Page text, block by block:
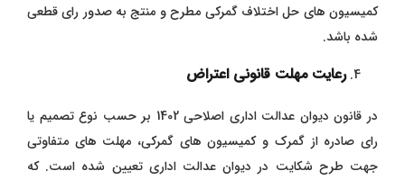
کمیسیون های حل اختلاف گمرکی مطرح و منتج به صدور رای قطعی
شده باشد.
رعایت مهلت قانونی اعتراض
در قانون دیوان عدالت اداری اصلاحی 1402 بر حسب نوع تصمیم یا
رای صادره از گمرک و کمیسیون های گمرکی، مهلت های متفاوتی
جهت طرح شکایت در دیوان عدالت اداری تعیین شده است. که